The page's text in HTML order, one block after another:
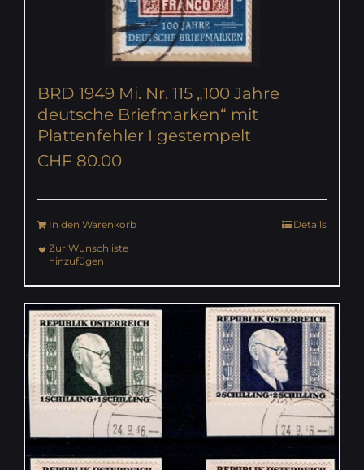
BRD 1949 Mi. Nr. 115 „100 Jahre
deutsche Briefmarken“ mit
Plattenfehler I gestempelt
CHF 80.00
In den Warenkorb
Details
Zur Wunschliste
hinzufügen